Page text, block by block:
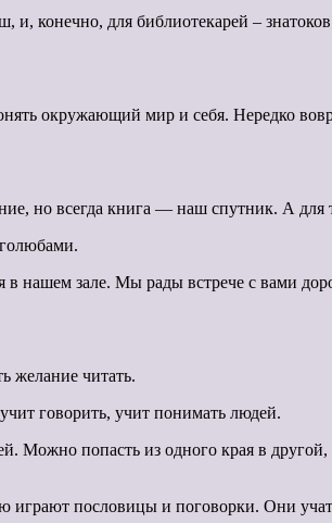
конечно, для библиотекарей –
окружающий мир и себя. Нередко
но всегда книга — наш спутник. А
в нашем зале. Мы рады встрече с вами
желание читать.
говорить, учит понимать людей.
Можно попасть из одного края в
играют пословицы и поговорки. Они